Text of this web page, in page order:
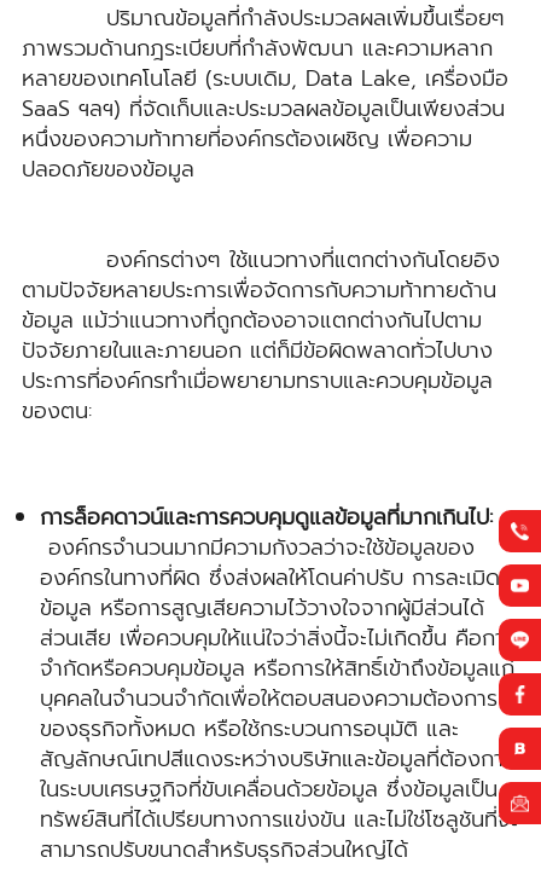
ปริมาณข้อมูลที่กำลังประมวลผลเพิ่มขึ้นเรื่อยๆ
ภาพรวมด้านกฎระเบียบที่กำลังพัฒนา และความหลาก
หลายของเทคโนโลยี (ระบบเดิม, Data Lake, เครื่องมือ
SaaS ฯลฯ) ที่จัดเก็บและประมวลผลข้อมูลเป็นเพียงส่วน
หนึ่งของความท้าทายที่องค์กรต้องเผชิญ เพื่อความ
ปลอดภัยของข้อมูล
องค์กรต่างๆ ใช้แนวทางที่แตกต่างกันโดยอิง
ตามปัจจัยหลายประการเพื่อจัดการกับความท้าทายด้าน
ข้อมูล แม้ว่าแนวทางที่ถูกต้องอาจแตกต่างกันไปตาม
ปัจจัยภายในและภายนอก แต่ก็มีข้อผิดพลาดทั่วไปบาง
ประการที่องค์กรทำเมื่อพยายามทราบและควบคุมข้อมูล
ของตน:
การล็อคดาวน์และการควบคุมดูแลข้อมูลที่มากเกินไป:
องค์กรจำนวนมากมีความกังวลว่าจะใช้ข้อมูลของ
องค์กรในทางที่ผิด ซึ่งส่งผลให้โดนค่าปรับ การละเมิด
ข้อมูล หรือการสูญเสียความไว้วางใจจากผู้มีส่วนได้
ส่วนเสีย เพื่อควบคุมให้แน่ใจว่าสิ่งนี้จะไม่เกิดขึ้น คือการ
จำกัดหรือควบคุมข้อมูล หรือการให้สิทธิ์เข้าถึงข้อมูลแก่
บุคคลในจำนวนจำกัดเพื่อให้ตอบสนองความต้องการ
ของธุรกิจทั้งหมด หรือใช้กระบวนการอนุมัติ และ
สัญลักษณ์เทปสีแดงระหว่างบริษัทและข้อมูลที่ต้องการ
ในระบบเศรษฐกิจที่ขับเคลื่อนด้วยข้อมูล ซึ่งข้อมูลเป็น
ทรัพย์สินที่ได้เปรียบทางการแข่งขัน และไม่ใช่โซลูชันที่จะ
สามารถปรับขนาดสำหรับธุรกิจส่วนใหญ่ได้